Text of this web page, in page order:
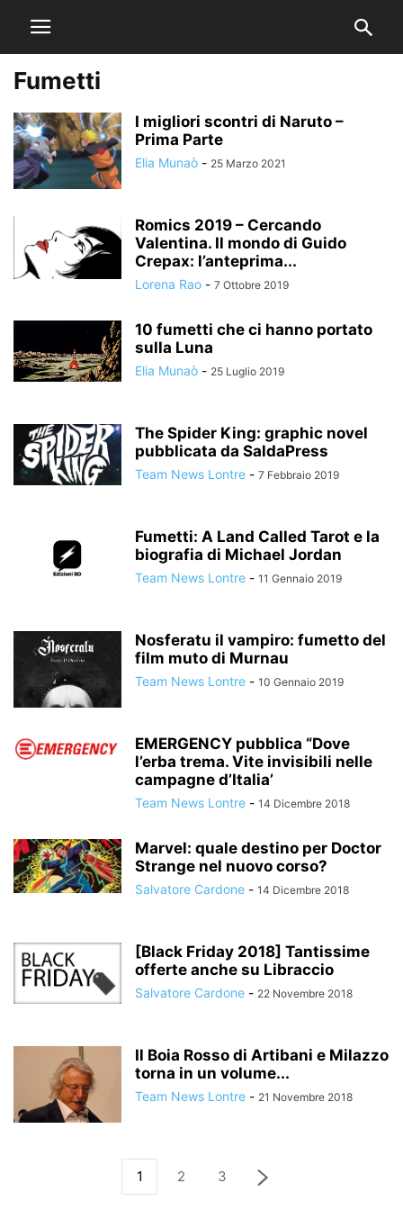
Fumetti
I migliori scontri di Naruto –
Prima Parte
Elia Munaò - 25 Marzo 2021
Romics 2019 – Cercando
Valentina. Il mondo di Guido
Crepax: l’anteprima...
Lorena Rao - 7 Ottobre 2019
10 fumetti che ci hanno portato
sulla Luna
Elia Munaò - 25 Luglio 2019
The Spider King: graphic novel
pubblicata da SaldaPress
Team News Lontre - 7 Febbraio 2019
Fumetti: A Land Called Tarot e la
biografia di Michael Jordan
Team News Lontre - 11 Gennaio 2019
Nosferatu il vampiro: fumetto del
film muto di Murnau
Team News Lontre - 10 Gennaio 2019
EMERGENCY pubblica “Dove
l’erba trema. Vite invisibili nelle
campagne d’Italia’
Team News Lontre - 14 Dicembre 2018
Marvel: quale destino per Doctor
Strange nel nuovo corso?
Salvatore Cardone - 14 Dicembre 2018
[Black Friday 2018] Tantissime
offerte anche su Libraccio
Salvatore Cardone - 22 Novembre 2018
Il Boia Rosso di Artibani e Milazzo
torna in un volume...
Team News Lontre - 21 Novembre 2018
1 2 3